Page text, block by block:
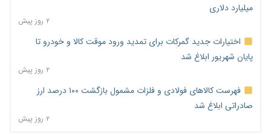
میلیارد دلاری
۲ روز پیش
اختیارات جدید گمرکات برای تمدید ورود موقت کالا و خودرو تا
پایان شهریور ابلاغ شد
۲ روز پیش
فهرست کالاهای فولادی و فلزات مشمول بازگشت ۱۰۰ درصد ارز
صادراتی ابلاغ شد
۲ روز پیش